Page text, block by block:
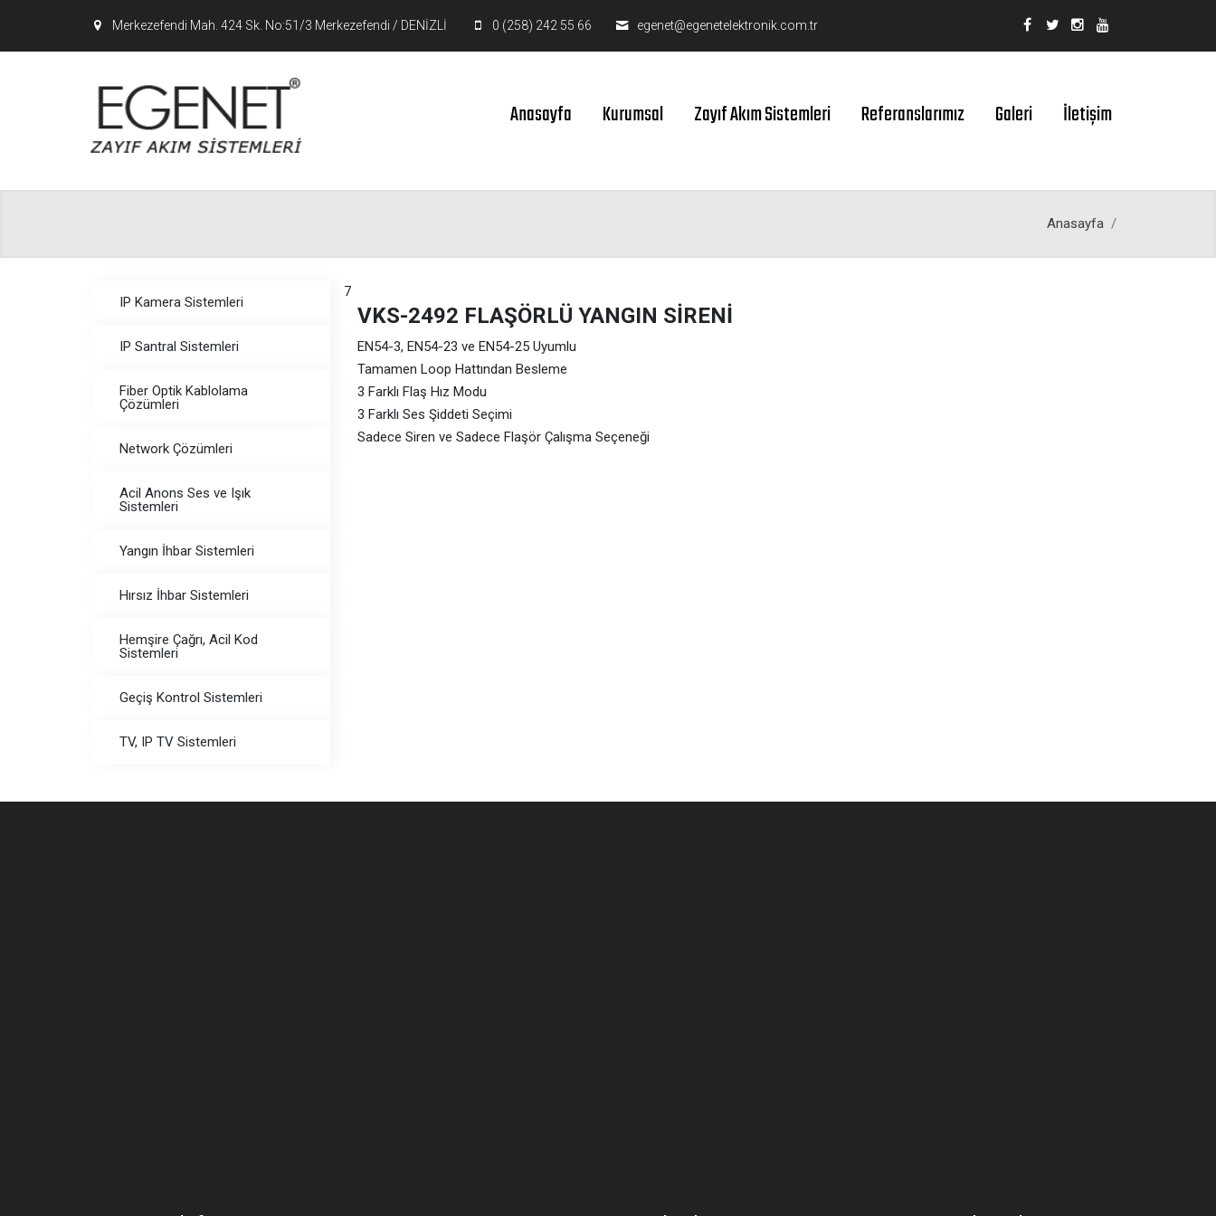
Merkezefendi Mah. 424 Sk. No:51/3 Merkezefendi / DENİZLİ 0 (258) 242 55 66 egenet@egenetelektronik.com.tr
Anasayfa Kurumsal Zayıf Akım Sistemleri Referanslarımız Galeri İletişim
Anasayfa
IP Kamera Sistemleri
IP Santral Sistemleri
Fiber Optik Kablolama
Çözümleri
Network Çözümleri
Acil Anons Ses ve Işık
Sistemleri
Yangın İhbar Sistemleri
Hırsız İhbar Sistemleri
Hemşire Çağrı, Acil Kod
Sistemleri
Geçiş Kontrol Sistemleri
TV, IP TV Sistemleri
7
VKS-2492 FLAŞÖRLÜ YANGIN SİRENİ
EN54-3, EN54-23 ve EN54-25 Uyumlu
Tamamen Loop Hattından Besleme
3 Farklı Flaş Hız Modu
3 Farklı Ses Şiddeti Seçimi
Sadece Siren ve Sadece Flaşör Çalışma Seçeneği